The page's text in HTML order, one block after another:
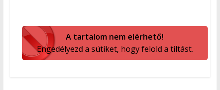
A tartalom nem elérhető!
Engedélyezd a sütiket, hogy felold a tiltást.